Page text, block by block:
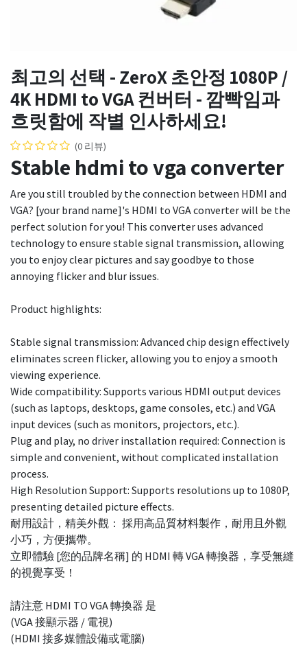
최고의 선택 - ZeroX 초안정 1080P /
4K HDMI to VGA 컨버터 - 깜빡임과
흐릿함에 작별 인사하세요!
(0 리뷰)
Stable hdmi to vga converter
Are you still troubled by the connection between HDMI and
VGA? [your brand name]'s HDMI to VGA converter will be the
perfect solution for you! This converter uses advanced
technology to ensure stable signal transmission, allowing
you to enjoy clear pictures and say goodbye to those
annoying flicker and blur issues.
Product highlights:
Stable signal transmission: Advanced chip design effectively
eliminates screen flicker, allowing you to enjoy a smooth
viewing experience.
Wide compatibility: Supports various HDMI output devices
(such as laptops, desktops, game consoles, etc.) and VGA
input devices (such as monitors, projectors, etc.).
Plug and play, no driver installation required: Connection is
simple and convenient, without complicated installation
process.
High Resolution Support: Supports resolutions up to 1080P,
presenting detailed picture effects.
耐用設計，精美外觀： 採用高品質材料製作，耐用且外觀
小巧，方便攜帶。
立即體驗 [您的品牌名稱] 的 HDMI 轉 VGA 轉換器，享受無縫
的視覺享受！
請注意 HDMI TO VGA 轉換器 是
(VGA 接顯示器 / 電視)
(HDMI 接多媒體設備或電腦)